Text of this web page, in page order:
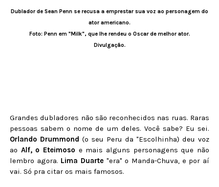
Dublador de Sean Penn se recusa a emprestar sua voz ao personagem do
ator americano.
Foto: Penn em "Milk", que lhe rendeu o Oscar de melhor ator.
Divulgação.
Grandes dubladores não são reconhecidos nas ruas. Raras
pessoas sabem o nome de um deles. Você sabe? Eu sei.
Orlando Drummond (o seu Peru da "Escolhinha) deu voz
ao Alf, o Eteimoso e mais alguns personagens que não
lembro agora. Lima Duarte "era" o Manda-Chuva, e por aí
vai. Só pra citar os mais famosos.